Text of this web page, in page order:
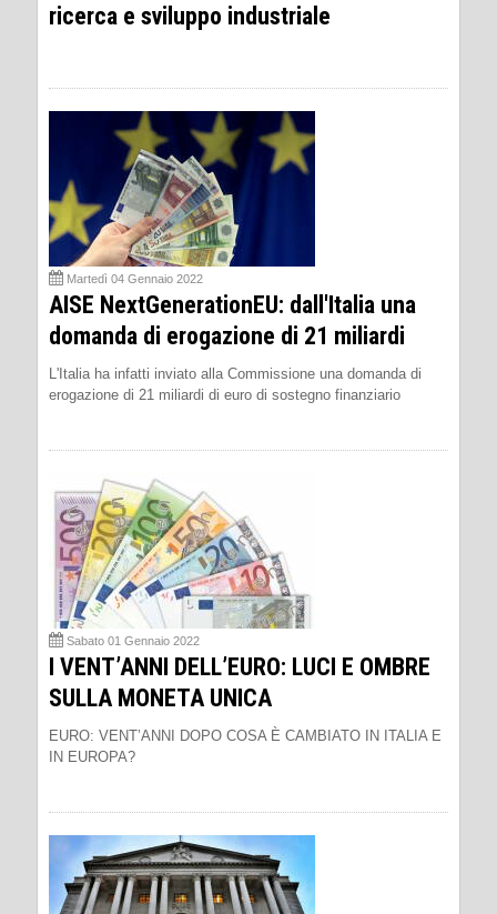
ricerca e sviluppo industriale
Martedì 04 Gennaio 2022
AISE NextGenerationEU: dall'Italia una
domanda di erogazione di 21 miliardi
L'Italia ha infatti inviato alla Commissione una domanda di
erogazione di 21 miliardi di euro di sostegno finanziario
Sabato 01 Gennaio 2022
I VENT’ANNI DELL’EURO: LUCI E OMBRE
SULLA MONETA UNICA
EURO: VENT’ANNI DOPO COSA È CAMBIATO IN ITALIA E
IN EUROPA?